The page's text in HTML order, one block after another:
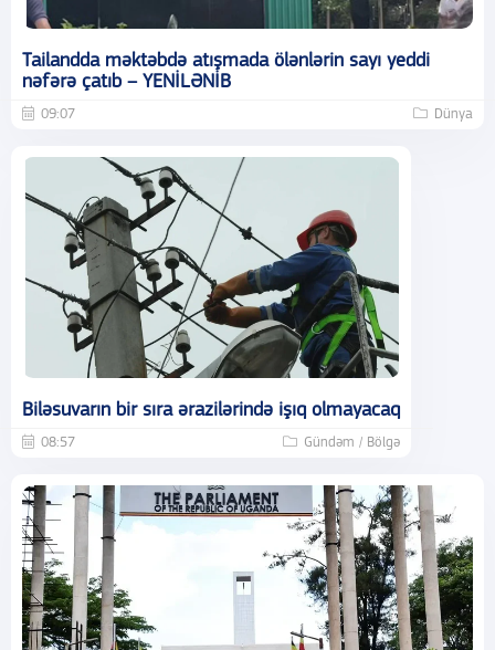
Tailandda məktəbdə atışmada ölənlərin sayı yeddi
nəfərə çatıb – YENİLƏNİB
09:07 Dünya
Biləsuvarın bir sıra ərazilərində işıq olmayacaq
08:57 Gündəm / Bölgə